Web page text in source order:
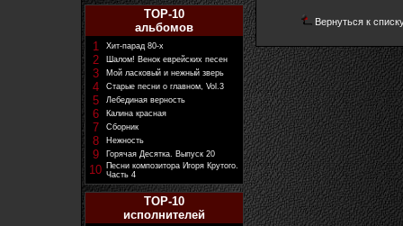
TOP-10
альбомов
1
Хит-парад 80-х
2 Шалом! Венок еврейских песен
3 Мой ласковый и нежный зверь
4 Старые песни о главном, Vol.3
5 Лебединая верность
6 Калина красная
7 Сборник
8 Нежность
9 Горячая Десятка. Выпуск 20
10 Песни композитора Игоря Крутого.
Часть 4
TOP-10
исполнителей
Вернуться к